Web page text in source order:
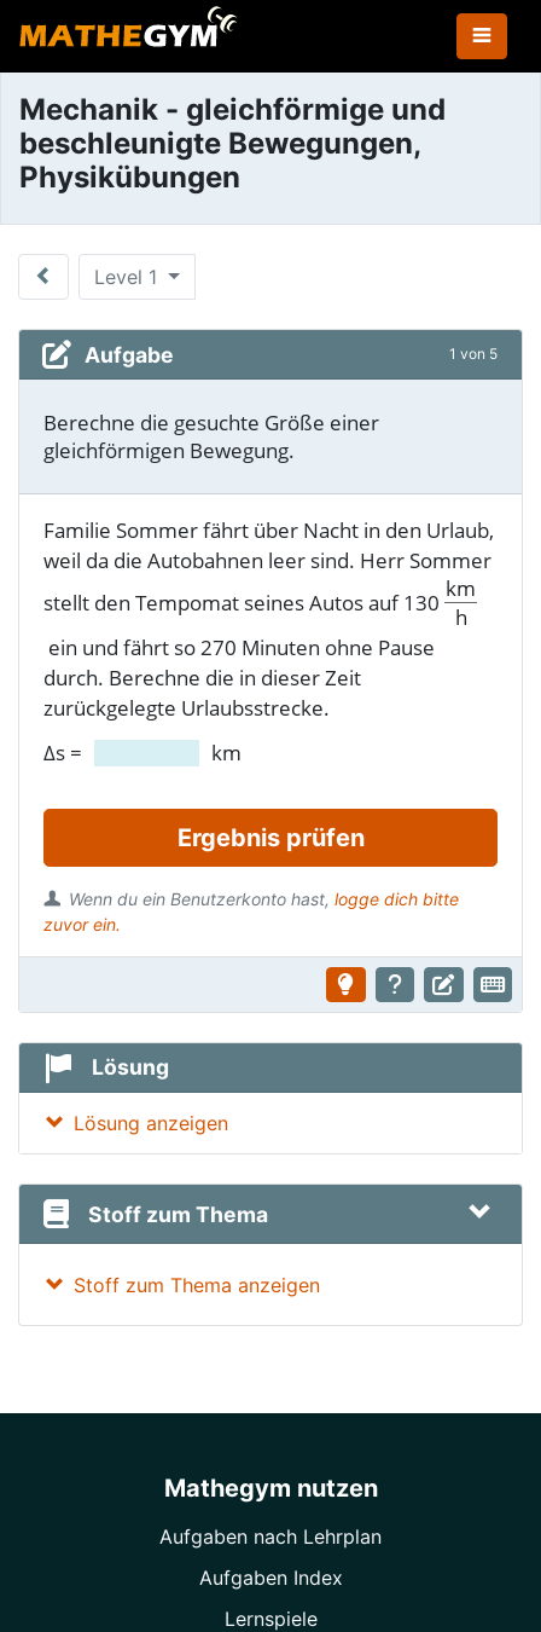
Mechanik - gleichförmige und
beschleunigte Bewegungen,
Physikübungen
Level 1
Aufgabe 1 von 5
Berechne die gesuchte Größe einer
gleichförmigen Bewegung.
Familie Sommer fährt über Nacht in den Urlaub,
weil da die Autobahnen leer sind. Herr Sommer
stellt den Tempomat seines Autos auf130
km
h
ein und fährt so 270 Minuten ohne Pause
durch. Berechne die in dieser Zeit
zurückgelegte Urlaubsstrecke.
Δs = km
Ergebnis prüfen
Wenn du ein Benutzerkonto hast, logge dich bitte
zuvor ein.
Lösung
Lösung anzeigen
Stoff zum Thema
Stoff zum Thema anzeigen
Mathegym nutzen
Aufgaben nach Lehrplan
Aufgaben Index
Lernspiele